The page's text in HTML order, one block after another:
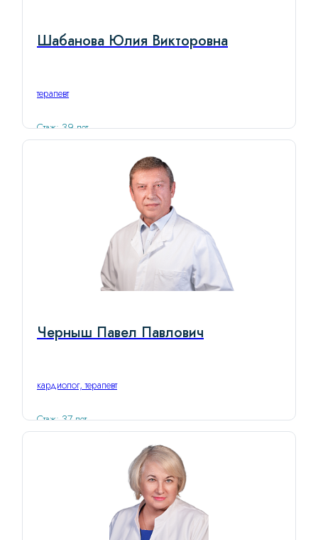
Шабанова Юлия Викторовна
терапевт
Стаж: 39 лет
Черныш Павел Павлович
кардиолог, терапевт
Стаж: 37 лет